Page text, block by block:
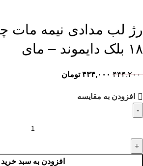
رژ لب مدادی نیمه مات
۱۸ بلک دایموند – مای
۴۴۴,۲۰۰ ۴۳۴,۰۰۰ تومان
افزودن به مقایسه
افزودن به سبد خرید